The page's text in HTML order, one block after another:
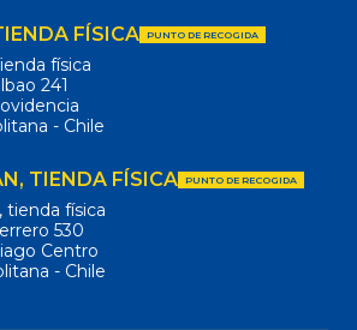
FÍSICA PUNTO DE RECOGIDA
física
241
- Chile
TIENDA FÍSICA PUNTO DE RECOGIDA
tienda física
530
Centro
- Chile